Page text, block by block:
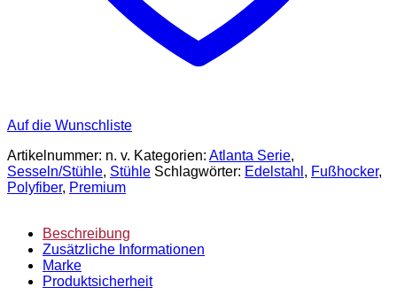
Auf die Wunschliste
Artikelnummer: n. v. Kategorien: Atlanta Serie,
Sesseln/Stühle, Stühle Schlagwörter: Edelstahl , Fußhocker,
Polyfiber, Premium
Beschreibung
Zusätzliche Informationen
Marke
Produktsicherheit